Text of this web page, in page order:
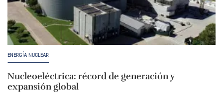
ENERGÍA NUCLEAR
Nucleoeléctrica: récord de generación y
expansión global